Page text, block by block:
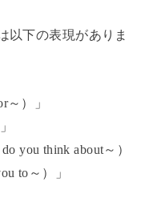
以下の表現がありま
～）」
you think about～）
to～）」